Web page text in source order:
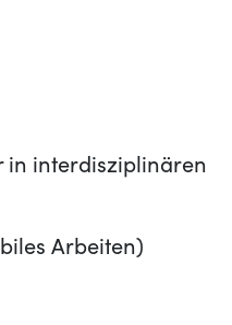
in interdisziplinären
Arbeiten)